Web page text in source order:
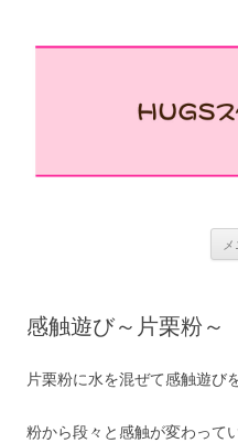
感触遊び～片栗粉～
片栗粉に水を混ぜて感触遊び
粉から段々と感触が変わって